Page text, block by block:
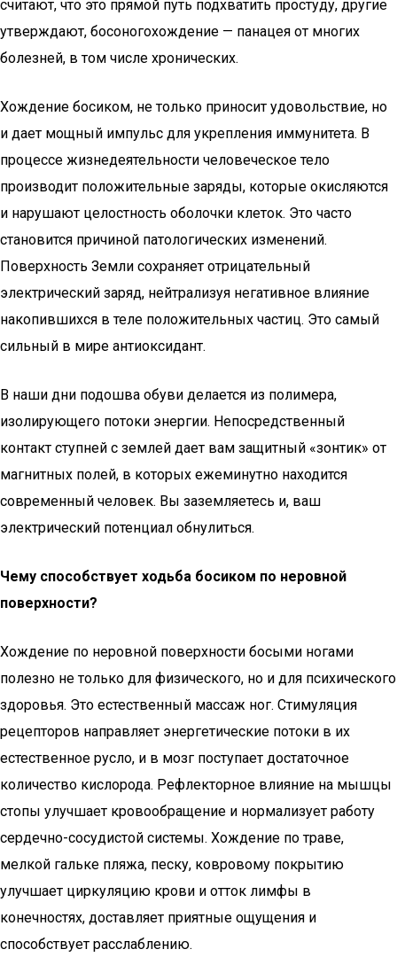
считают, что это прямой путь подхватить простуду, другие
утверждают, босоногохождение — панацея от многих
болезней, в том числе хронических.
Хождение босиком, не только приносит удовольствие, но
и дает мощный импульс для укрепления иммунитета. В
процессе жизнедеятельности человеческое тело
производит положительные заряды, которые окисляются
и нарушают целостность оболочки клеток. Это часто
становится причиной патологических изменений.
Поверхность Земли сохраняет отрицательный
электрический заряд, нейтрализуя негативное влияние
накопившихся в теле положительных частиц. Это самый
сильный в мире антиоксидант.
В наши дни подошва обуви делается из полимера,
изолирующего потоки энергии. Непосредственный
контакт ступней с землей дает вам защитный «зонтик» от
магнитных полей, в которых ежеминутно находится
современный человек. Вы заземляетесь и, ваш
электрический потенциал обнулиться.
Чему способствует ходьба босиком по неровной
поверхности?
Хождение по неровной поверхности босыми ногами
полезно не только для физического, но и для психического
здоровья. Это естественный массаж ног. Стимуляция
рецепторов направляет энергетические потоки в их
естественное русло, и в мозг поступает достаточное
количество кислорода. Рефлекторное влияние на мышцы
стопы улучшает кровообращение и нормализует работу
сердечно-сосудистой системы. Хождение по траве,
мелкой гальке пляжа, песку, ковровому покрытию
улучшает циркуляцию крови и отток лимфы в
конечностях, доставляет приятные ощущения и
способствует расслаблению.